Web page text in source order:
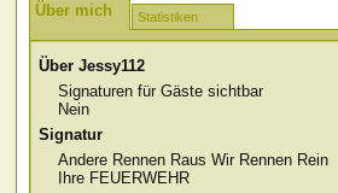
Über mich Statistiken
Über Jessy112
Signaturen für Gäste sichtbar
Nein
Signatur
Andere Rennen Raus Wir Rennen Rein
Ihre FEUERWEHR